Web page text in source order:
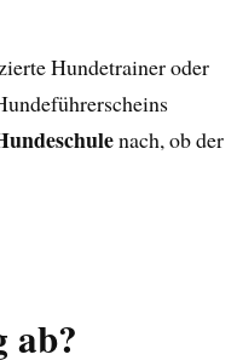
Hundetrainer oder
nach, ob der
ab?